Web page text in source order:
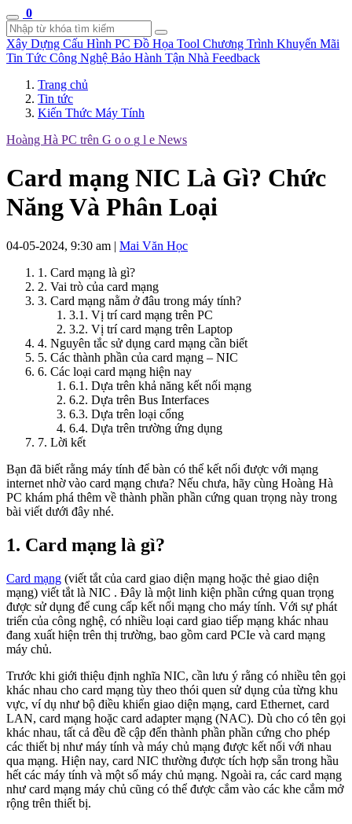
0
Xây Dựng Cấu Hình PC Đồ Họa Tool Chương Trình Khuyến Mãi
Tin Tức Công Nghệ Bảo Hành Tận Nhà Feedback
Trang chủ
Tin tức
Kiến Thức Máy Tính
Hoàng Hà PC trên G o o g l e News
Card mạng NIC Là Gì? Chức
Năng Và Phân Loại
04-05-2024, 9:30 am | Mai Văn Học
1. Card mạng là gì?
2. Vai trò của card mạng
3. Card mạng nằm ở đâu trong máy tính?
3.1. Vị trí card mạng trên PC
3.2. Vị trí card mạng trên Laptop
4. Nguyên tắc sử dụng card mạng cần biết
5. Các thành phần của card mạng – NIC
6. Các loại card mạng hiện nay
6.1. Dựa trên khả năng kết nối mạng
6.2. Dựa trên Bus Interfaces
6.3. Dựa trên loại cổng
6.4. Dựa trên trường ứng dụng
7. Lời kết
Bạn đã biết rằng máy tính để bàn có thể kết nối được với mạng
internet nhờ vào card mạng chưa? Nếu chưa, hãy cùng Hoàng Hà
PC khám phá thêm về thành phần phần cứng quan trọng này trong
bài viết dưới đây nhé.
1. Card mạng là gì?
Card mạng (viết tắt của card giao diện mạng hoặc thẻ giao diện
mạng) viết tắt là NIC . Đây là một linh kiện phần cứng quan trọng
được sử dụng để cung cấp kết nối mạng cho máy tính. Với sự phát
triển của công nghệ, có nhiều loại card giao tiếp mạng khác nhau
đang xuất hiện trên thị trường, bao gồm card PCIe và card mạng
máy chủ.
Trước khi giới thiệu định nghĩa NIC, cần lưu ý rằng có nhiều tên gọi
khác nhau cho card mạng tùy theo thói quen sử dụng của từng khu
vực, ví dụ như bộ điều khiển giao diện mạng, card Ethernet, card
LAN, card mạng hoặc card adapter mạng (NAC). Dù cho có tên gọi
khác nhau, tất cả đều đề cập đến thành phần phần cứng cho phép
các thiết bị như máy tính và máy chủ mạng được kết nối với nhau
qua mạng. Hiện nay, card NIC thường được tích hợp sẵn trong hầu
hết các máy tính và một số máy chủ mạng. Ngoài ra, các card mạng
như card mạng máy chủ cũng có thể được cắm vào các khe cắm mở
rộng trên thiết bị.